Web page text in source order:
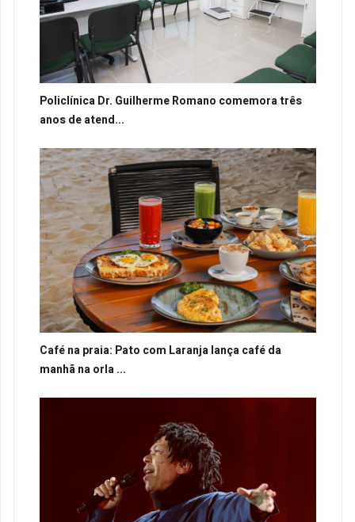
Policlínica Dr. Guilherme Romano comemora três
anos de atend...
Café na praia: Pato com Laranja lança café da
manhã na orla ...